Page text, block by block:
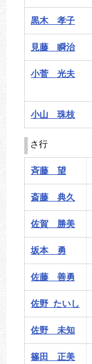
黒木 孝子
見藤 瞬治
小菅 光夫
小山 珠枝
さ行
斉藤 望
斎藤 典久
佐賀 勝美
坂本 勇
佐藤 善勇
佐野 たいし
佐野 未知
篠田 正美